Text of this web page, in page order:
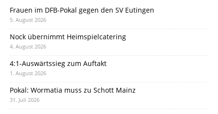
Frauen im DFB-Pokal gegen den SV Eutingen
5. August 2026
Nock übernimmt Heimspielcatering
4. August 2026
4:1-Auswärtssieg zum Auftakt
1. August 2026
Pokal: Wormatia muss zu Schott Mainz
31. Juli 2026